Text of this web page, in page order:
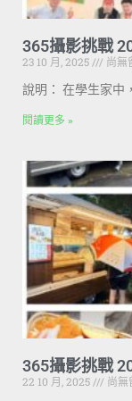
365攝影挑戰
23 10 月, 2025
尚無
說明： 在學生家中
閱讀更多 »
365攝影挑戰
22 10 月, 2025
尚無